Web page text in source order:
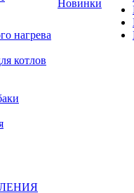
нагрева
котлов
Новинки